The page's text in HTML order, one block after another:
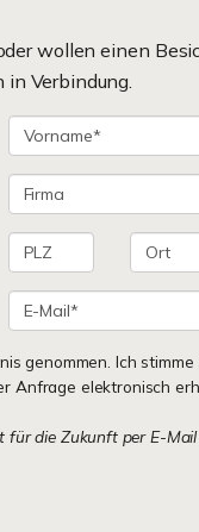
wollen einen
Verbindung.
genommen. Ich stimme
Anfrage elektronisch
für die Zukunft per E-